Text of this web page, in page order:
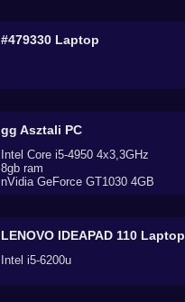
#479330 Laptop
gg Asztali PC
Intel Core i5-4950 4x3,3GHz
8gb ram
nVidia GeForce GT1030 4GB
LENOVO IDEAPAD 110 Laptop
Intel i5-6200u